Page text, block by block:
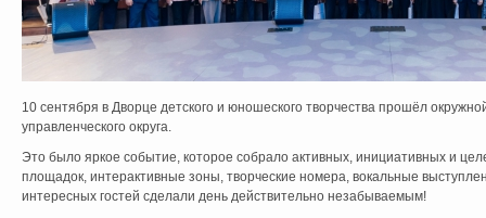
10 сентября в Дворце детского и юношеского творчества прошёл
управленческого округа.
Это было яркое событие, которое собрало активных, инициативных и
площадок, интерактивные зоны, творческие номера, вокальные
интересных гостей сделали день действительно незабываемым!